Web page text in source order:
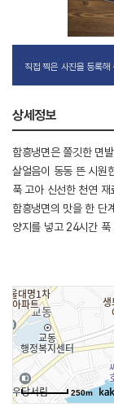
직접 찍은 사진을 등록해
상세정보
함흥냉면은 쫄깃한 면
살얼음이 동동 뜬 시원
푹 고아 신선한 천연 재
함흥냉면의 맛을 한 단
양지를 넣고 24시간 푹
250m